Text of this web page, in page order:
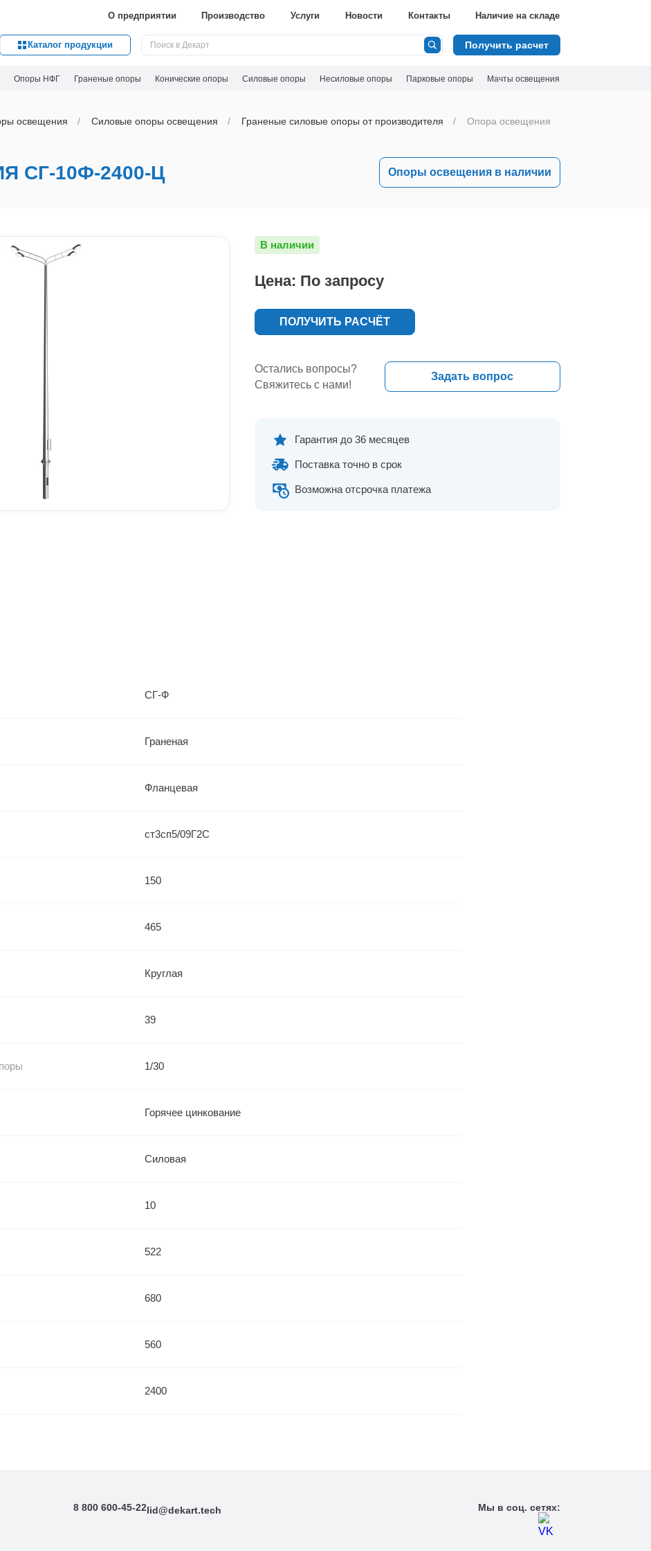
О предприятии Производство Услуги Новости Контакты Наличие на складе
Каталог продукции Получить расчет
Опоры НФГ Граненые опоры Конические опоры Силовые опоры Несиловые опоры Парковые опоры Мачты освещения
oсвeщения Силовые опоры освещения Граненые силовые опоры от производителя
Опора освещения
СГ-10Ф-2400-Ц Опоры освещения в наличии
В наличии
Цена: По запросу
ПОЛУЧИТЬ РАСЧЁТ
Остались вопросы?
Свяжитесь с нами!
Задать вопрос
Гарантия до 36 месяцев
Поставка точно в срок
Возможна отсрочка платежа
СГ-Ф
Граненая
Фланцевая
ст3сп5/09Г2С
150
465
Круглая
39
1/30
Горячее цинкование
Силовая
10
522
680
560
2400
8 800 600-45-22lid@dekart.tech Мы в соц. сетях: